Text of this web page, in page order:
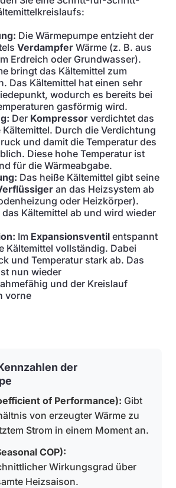
Die Wärmepumpe entzieht der
Verdampfer Wärme (z. B. aus
Erdreich oder Grundwasser).
bringt das Kältemittel zum
Das Kältemittel hat einen sehr
wodurch es bereits bei
gasförmig wird.
Der Kompressor verdichtet das
Durch die Verdichtung
und damit die Temperatur des
Diese hohe Temperatur ist
für die Wärmeabgabe.
Das heiße Kältemittel gibt seine
an das Heizsystem ab
oder Heizkörper).
Kältemittel ab und wird wieder
Im Expansionsventil entspannt
Kältemittel vollständig. Dabei
und Temperatur stark ab. Das
nun wieder
und der Kreislauf
vorne
der
of Performance): Gibt
von erzeugter Wärme zu
Strom in einem Moment an.
COP):
Wirkungsgrad über
Heizsaison.